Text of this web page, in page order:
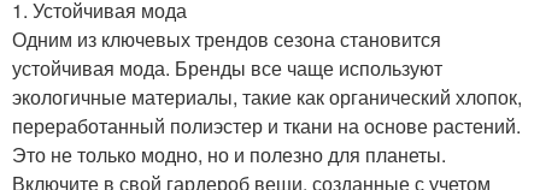
1. Устойчивая мода
Одним из ключевых трендов сезона становится
устойчивая мода. Бренды все чаще используют
экологичные материалы, такие как органический хлопок,
переработанный полиэстер и ткани на основе растений.
Это не только модно, но и полезно для планеты.
Включите в свой гардероб вещи, созданные с учетом